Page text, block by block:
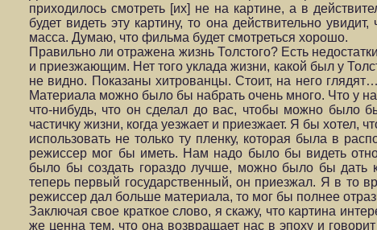
приходилось смотреть [их] не на картине, а в
будет видеть эту картину, то она действительно
масса. Думаю, что фильма будет смотреться хорошо.
Правильно ли отражена жизнь Толстого? Есть
и приезжающим. Нет того уклада жизни, какой был у
не видно. Показаны хитрованцы. Стоит, на него
Материала можно было бы набрать очень много. Что у
что-нибудь, что он сделал до вас, чтобы можно было
частичку жизни, когда уезжает и приезжает. Я бы
использовать не только ту пленку, которая была в
режиссер мог бы иметь. Нам надо было бы видеть
было бы создать гораздо лучше, можно было бы дать
теперь первый государственный, он приезжал. Я в то
режиссер дал больше материала, то мог бы полнее
Заключая свое краткое слово, я скажу, что картина
же ценна тем, что она возвращает нас в эпоху и